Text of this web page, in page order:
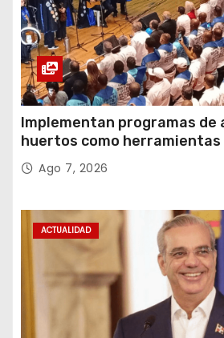
Implementan programas de
huertos como herramientas
recuperación y la inclusión
Ago 7, 2026
ACTUALIDAD